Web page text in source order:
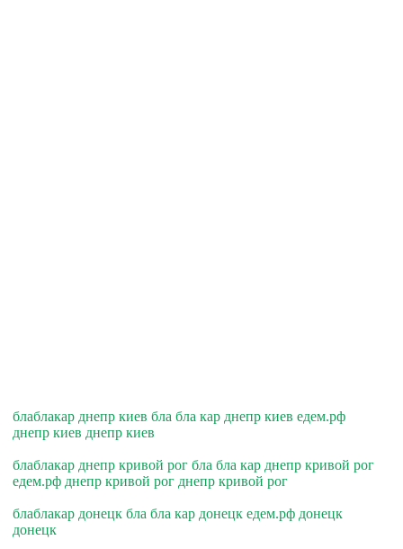
блаблакар днепр киев бла бла кар днепр киев едем.рф
днепр киев днепр киев
блаблакар днепр кривой рог бла бла кар днепр кривой рог
едем.рф днепр кривой рог днепр кривой рог
блаблакар донецк бла бла кар донецк едем.рф донецк
донецк